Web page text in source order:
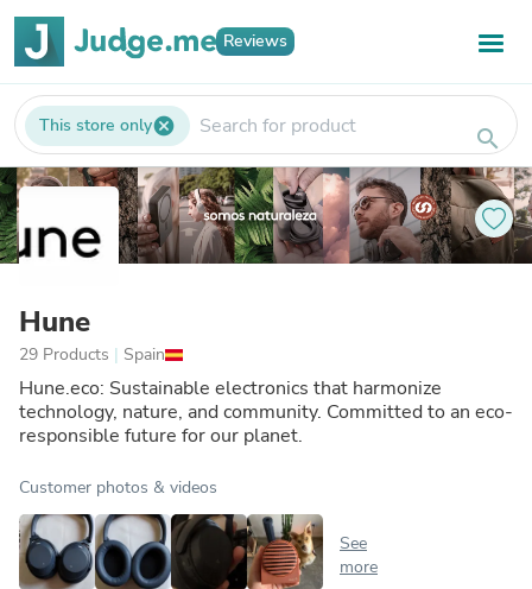
Reviews
This store onlycancel search
Hune
29 Products | Spain
Hune.eco: Sustainable electronics that harmonize
technology, nature, and community. Committed to an eco-
responsible future for our planet.
Customer photos & videos
See
more